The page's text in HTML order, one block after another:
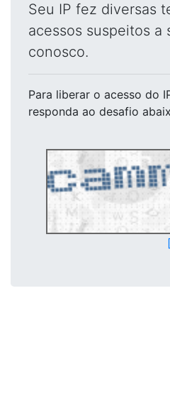
Seu IP fez diversas
acessos suspeitos a
conosco.
Para liberar o acesso do
responda ao desafio